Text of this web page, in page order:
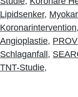
Lipidsenker,
Koronarintervention,
Angioplastie,
Schlaganfall,
TNT-Studie,